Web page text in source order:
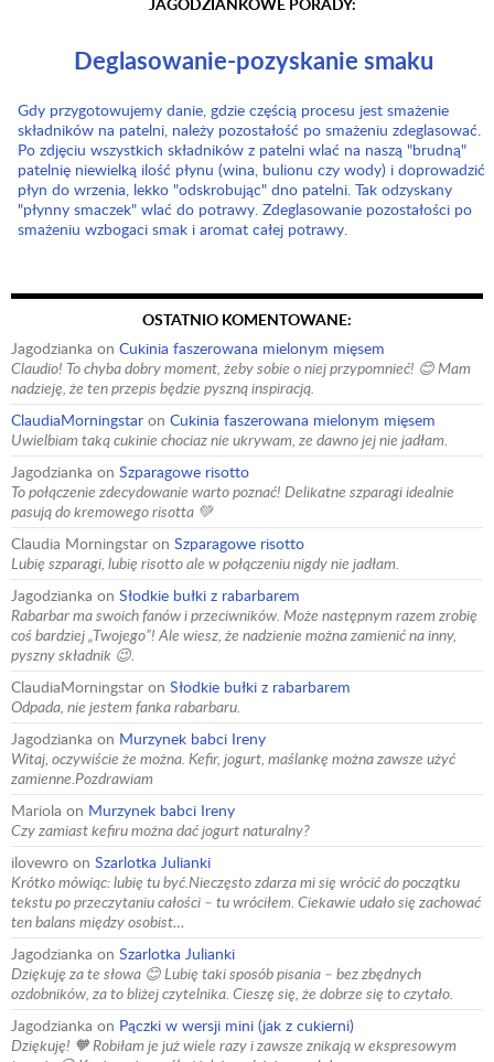
JAGODZIANKOWE PORADY:
Deglasowanie-pozyskanie smaku
Gdy przygotowujemy danie, gdzie częścią procesu jest smażenie
składników na patelni, należy pozostałość po smażeniu zdeglasować.
Po zdjęciu wszystkich składników z patelni wlać na naszą "brudną"
patelnię niewielką ilość płynu (wina, bulionu czy wody) i doprowadzić
płyn do wrzenia, lekko "odskrobując" dno patelni. Tak odzyskany
"płynny smaczek" wlać do potrawy. Zdeglasowanie pozostałości po
smażeniu wzbogaci smak i aromat całej potrawy.
OSTATNIO KOMENTOWANE:
Jagodzianka on Cukinia faszerowana mielonym mięsem
Claudio! To chyba dobry moment, żeby sobie o niej przypomnieć! 😊 Mam
nadzieję, że ten przepis będzie pyszną inspiracją.
ClaudiaMorningstar on Cukinia faszerowana mielonym mięsem
Uwielbiam taką cukinie chociaz nie ukrywam, ze dawno jej nie jadłam.
Jagodzianka on Szparagowe risotto
To połączenie zdecydowanie warto poznać! Delikatne szparagi idealnie
pasują do kremowego risotta 💚
Claudia Morningstar on Szparagowe risotto
Lubię szparagi, lubię risotto ale w połączeniu nigdy nie jadłam.
Jagodzianka on Słodkie bułki z rabarbarem
Rabarbar ma swoich fanów i przeciwników. Może następnym razem zrobię
coś bardziej „Twojego”! Ale wiesz, że nadzienie można zamienić na inny,
pyszny składnik 😉.
ClaudiaMorningstar on Słodkie bułki z rabarbarem
Odpada, nie jestem fanka rabarbaru.
Jagodzianka on Murzynek babci Ireny
Witaj, oczywiście że można. Kefir, jogurt, maślankę można zawsze użyć
zamienne.Pozdrawiam
Mariola on Murzynek babci Ireny
Czy zamiast kefiru można dać jogurt naturalny?
ilovewro on Szarlotka Julianki
Krótko mówiąc: lubię tu być.Nieczęsto zdarza mi się wrócić do początku
tekstu po przeczytaniu całości – tu wróciłem. Ciekawie udało się zachować
ten balans między osobist…
Jagodzianka on Szarlotka Julianki
Dziękuję za te słowa 😊 Lubię taki sposób pisania – bez zbędnych
ozdobników, za to bliżej czytelnika. Cieszę się, że dobrze się to czytało.
Jagodzianka on Pączki w wersji mini (jak z cukierni)
Dziękuję! 🧡 Robiłam je już wiele razy i zawsze znikają w ekspresowym